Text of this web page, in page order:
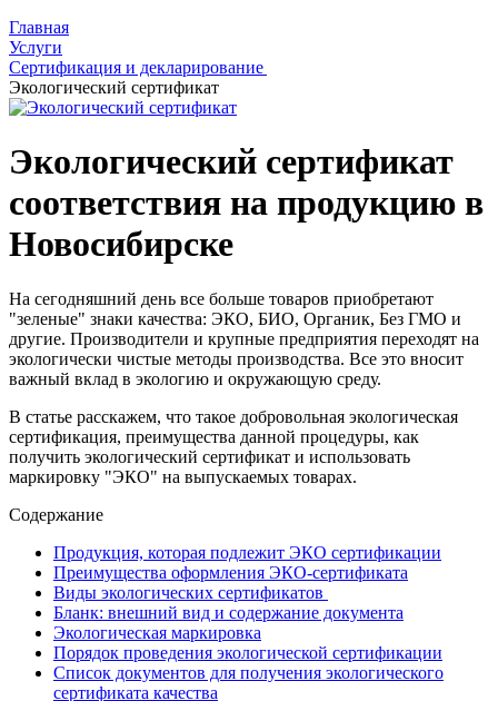
Главная
Услуги
Сертификация и декларирование
Экологический сертификат
Экологический сертификат
соответствия на продукцию в
Новосибирске
На сегодняшний день все больше товаров приобретают
"зеленые" знаки качества: ЭКО, БИО, Органик, Без ГМО и
другие. Производители и крупные предприятия переходят на
экологически чистые методы производства. Все это вносит
важный вклад в экологию и окружающую среду.
В статье расскажем, что такое добровольная экологическая
сертификация, преимущества данной процедуры, как
получить экологический сертификат и использовать
маркировку "ЭКО" на выпускаемых товарах.
Содержание
Продукция, которая подлежит ЭКО сертификации
Преимущества оформления ЭКО-сертификата
Виды экологических сертификатов
Бланк: внешний вид и содержание документа
Экологическая маркировка
Порядок проведения экологической сертификации
Список документов для получения экологического
сертификата качества